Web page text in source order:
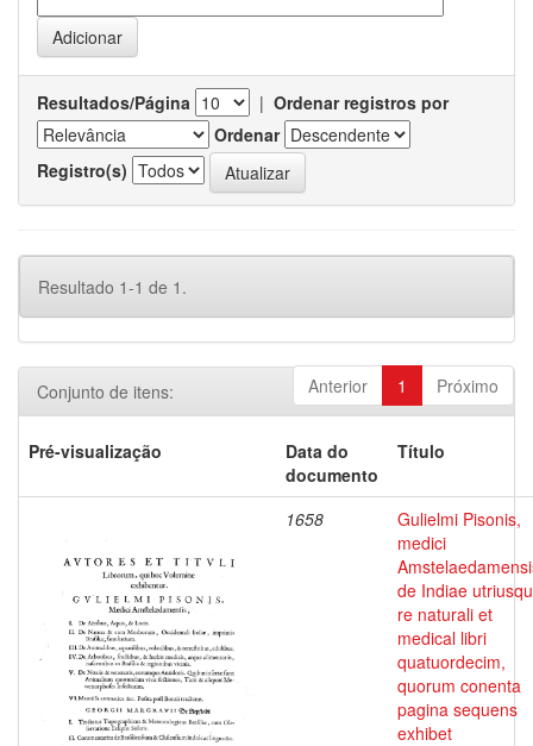
Resultados/Página | Ordenar registros por
Ordenar
Registro(s)
Resultado 1-1 de 1.
Anterior 1 Próximo
Conjunto de itens:
Pré-visualização
Data do
documento
Título
1658
Gulielmi Pisonis,
medici
de Indiae
re naturali et
medical libri
quatuordecim,
quorum conenta
pagina sequens
exhibet